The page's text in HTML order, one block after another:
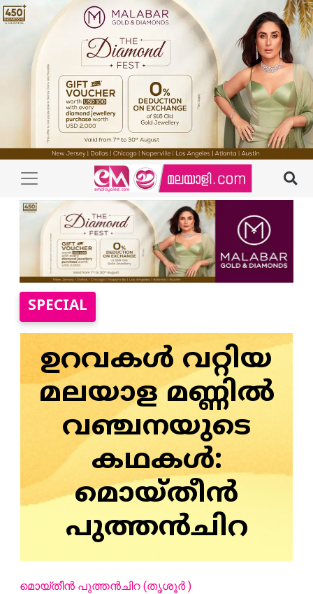
SPECIAL
ഉറവകള്‍ വറ്റിയ
മലയാള മണ്ണില്‍
വഞ്ചനയുടെ
കഥകള്‍:
മൊയ്‌തീന്‍
പുത്തന്‍ചിറ
മൊയ്‌തീന്‍ പുത്തന്‍ചിറ (തൃശൂര്‍ )